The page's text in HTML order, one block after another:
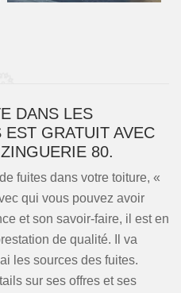
DANS LES
GRATUIT AVEC
80.
fuites dans votre toiture, «
qui vous pouvez avoir
et son savoir-faire, il est en
de qualité. Il va
les sources des fuites.
sur ses offres et ses